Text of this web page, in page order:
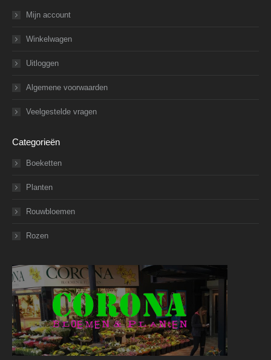
Mijn account
Winkelwagen
Uitloggen
Algemene voorwaarden
Veelgestelde vragen
Categorieën
Boeketten
Planten
Rouwbloemen
Rozen